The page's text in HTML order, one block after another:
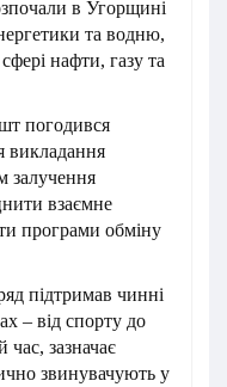
в Угорщині
та водню,
нафти, газу та
погодився
викладання
залучення
взаємне
програми обміну
підтримав чинні
– від спорту до
час, зазначає
звинувачують у